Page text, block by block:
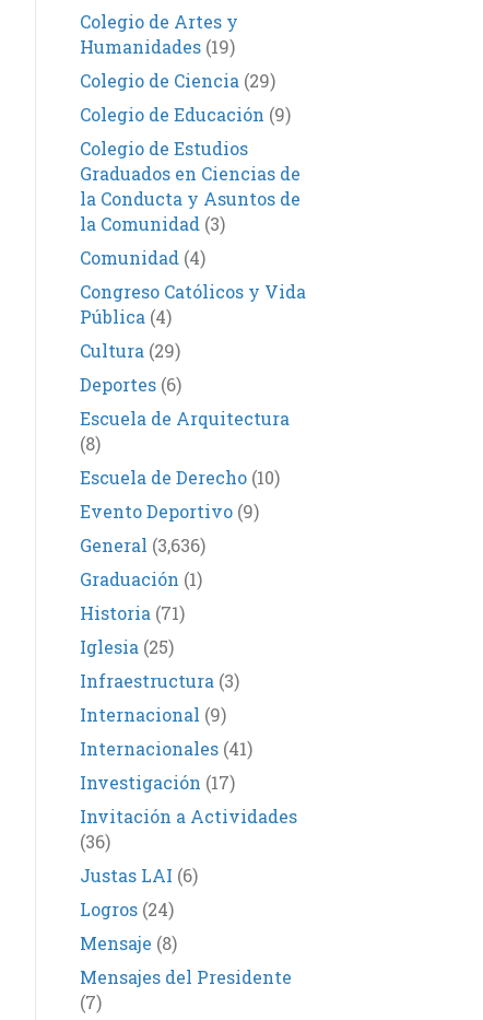
Colegio de Artes y
Humanidades(19)
Colegio de Ciencia (29)
Colegio de Educación (9)
Colegio de Estudios
Graduados en Ciencias de
la Conducta y Asuntos de
la Comunidad (3)
Comunidad (4)
Congreso Católicos y Vida
Pública (4)
Cultura (29)
Deportes(6)
Escuela de Arquitectura
(8)
Escuela de Derecho(10)
Evento Deportivo(9)
General (3,636)
Graduación (1)
Historia (71)
Iglesia (25)
Infraestructura (3)
Internacional (9)
Internacionales(41)
Investigación (17)
Invitación a Actividades
(36)
Justas LAI (6)
Logros(24)
Mensaje (8)
Mensajes del Presidente
(7)